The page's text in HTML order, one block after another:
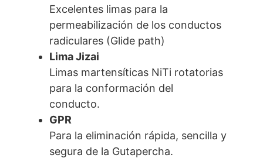
­­Excelentes limas para la
permeabilización de los conductos
radiculares (Glide path)
Lima Jizai
Limas martensíticas NiTi rotatorias
para la conformación del
conducto.
GPR
Para la eliminación rápida, sencilla y
segura de la Gutapercha.